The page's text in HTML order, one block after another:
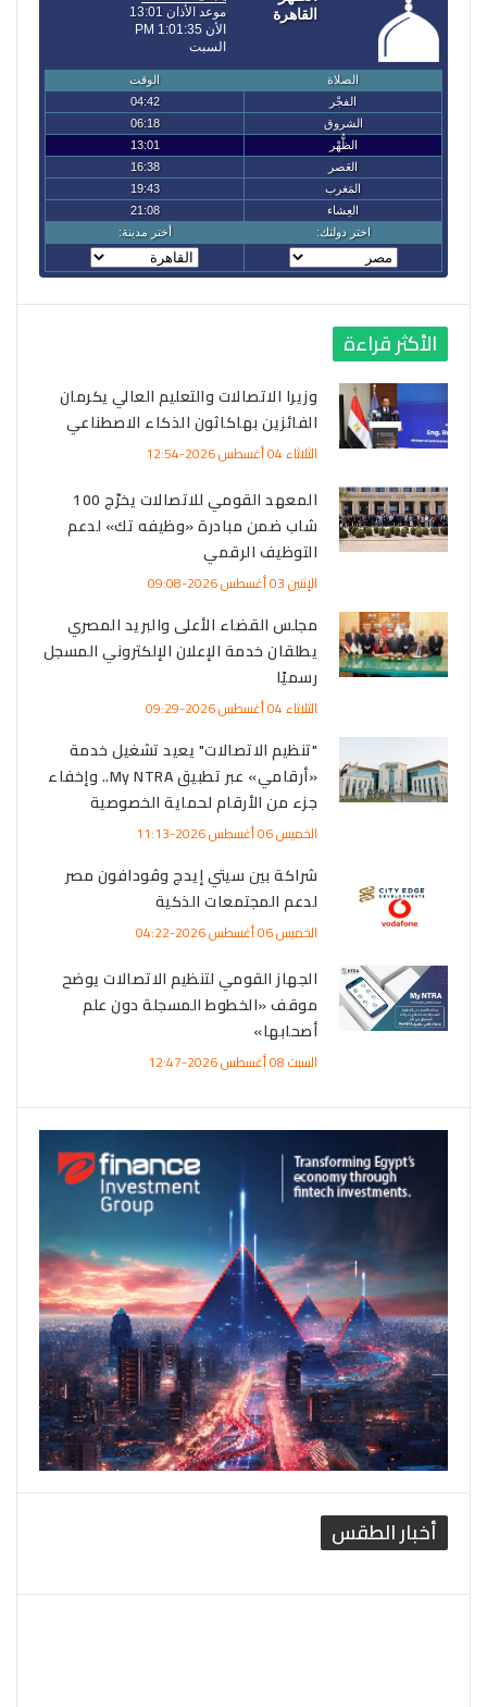
الأكثر قراءة
وزيرا الاتصالات والتعليم العالي يكرمان
الفائزين بهاكاثون الذكاء الاصطناعي
الثلاثاء 04 أغسطس 2026-12:54
المعهد القومي للاتصالات يخرّج 100
شاب ضمن مبادرة «وظيفه تك» لدعم
التوظيف الرقمي
الإثنين 03 أغسطس 2026-09:08
مجلس القضاء الأعلى والبريد المصري
يطلقان خدمة الإعلان الإلكتروني المسجل
رسميًا
الثلاثاء 04 أغسطس 2026-09:29
"تنظيم الاتصالات" يعيد تشغيل خدمة
«أرقامي» عبر تطبيق My NTRA.. وإخفاء
جزء من الأرقام لحماية الخصوصية
الخميس 06 أغسطس 2026-11:13
شراكة بين سيتي إيدج وڤودافون مصر
لدعم المجتمعات الذكية
الخميس 06 أغسطس 2026-04:22
الجهاز القومي لتنظيم الاتصالات يوضح
موقف «الخطوط المسجلة دون علم
أصحابها»
السبت 08 أغسطس 2026-12:47
أخبار الطقس